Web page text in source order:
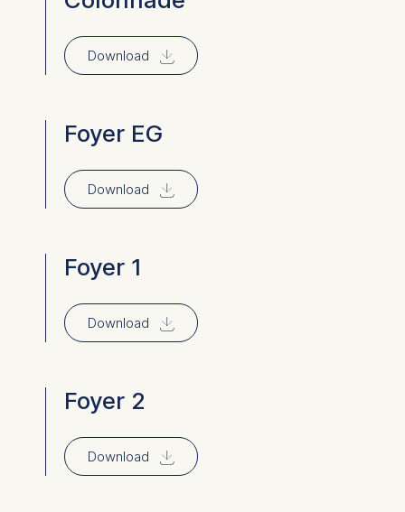
Download ⇓
Foyer EG
Download ⇓
Foyer 1
Download ⇓
Foyer 2
Download ⇓